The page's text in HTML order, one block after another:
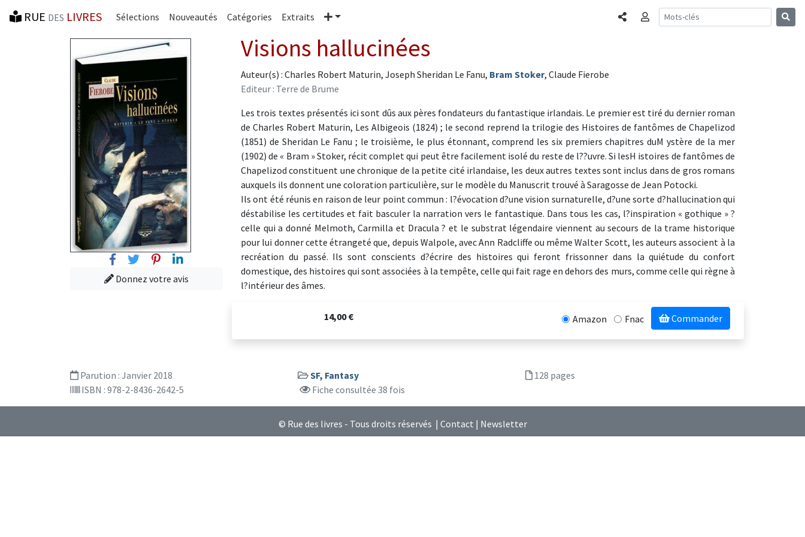
RUE DES LIVRES Sélections Nouveautés Catégories Extraits Plus PartagerConnexion
FacebookTwitterPinterest
Linkedin
Donnez votre avis
Visions hallucinées
Auteur(s) : Charles Robert Maturin, Joseph Sheridan Le Fanu, Bram Stoker, Claude Fierobe
Editeur : Terre de Brume
Les trois textes présentés ici sont dûs aux pères fondateurs du fantastique irlandais. Le premier est tiré du dernier roman
de Charles Robert Maturin, Les Albigeois (1824) ; le second reprend la trilogie des Histoires de fantômes de Chapelizod
(1851) de Sheridan Le Fanu ; le troisième, le plus étonnant, comprend les six premiers chapitres duM ystère de la mer
(1902) de « Bram » Stoker, récit complet qui peut être facilement isolé du reste de l??uvre. Si lesH istoires de fantômes de
Chapelizod constituent une chronique de la petite cité irlandaise, les deux autres textes sont inclus dans de gros romans
auxquels ils donnent une coloration particulière, sur le modèle du Manuscrit trouvé à Saragosse de Jean Potocki.
Ils ont été réunis en raison de leur point commun : l?évocation d?une vision surnaturelle, d?une sorte d?hallucination qui
déstabilise les certitudes et fait basculer la narration vers le fantastique. Dans tous les cas, l?inspiration « gothique » ?
celle qui a donné Melmoth, Carmilla et Dracula ? et le substrat légendaire viennent au secours de la trame historique
pour lui donner cette étrangeté que, depuis Walpole, avec Ann Radcliffe ou même Walter Scott, les auteurs associent à la
recréation du passé. Ils sont conscients d?écrire des histoires qui feront frissonner dans la quiétude du confort
domestique, des histoires qui sont associées à la tempête, celle qui fait rage en dehors des murs, comme celle qui règne à
l?intérieur des âmes.
14,00 € Amazon Fnac Commander
Parution : Janvier 2018 SF, Fantasy
128 pages
ISBN : 978-2-8436-2642-5
Fiche consultée 38 fois
© Rue des livres - Tous droits réservés | Contact | Newsletter